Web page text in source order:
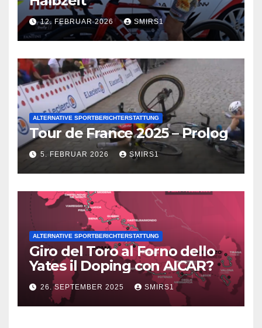
12. FEBRUAR 2026 SMIRS1
ALTERNATIVE SPORTBERICHTERSTATTUNG
Tour de France 2025 – Prolog
5. FEBRUAR 2026 SMIRS1
ALTERNATIVE SPORTBERICHTERSTATTUNG
Giro del Toro al Forno dello
Yates il Doping con AICAR?
26. SEPTEMBER 2025 SMIRS1